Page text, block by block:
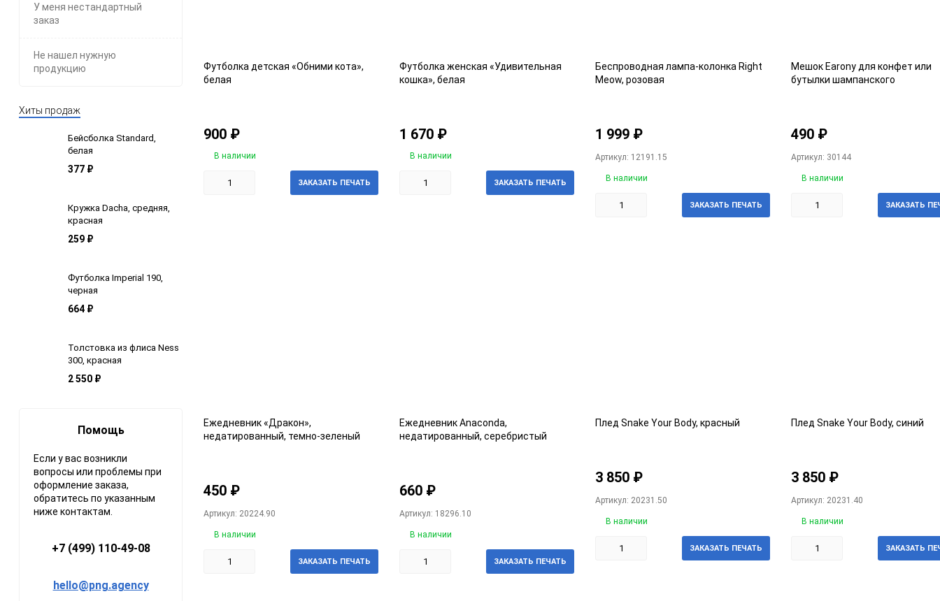
У меня нестандартный
заказ
Не нашел нужную
продукцию
Хиты продаж
Бейсболка Standard,
белая
377 ₽
Кружка Dacha, средняя,
красная
259 ₽
Футболка Imperial 190,
черная
664 ₽
Толстовка из флиса Ness
300, красная
2 550 ₽
Помощь
Если у вас возникли
вопросы или проблемы при
оформление заказа,
обратитесь по указанным
ниже контактам.
+7 (499) 110-49-08
hello@png.agency
Футболка детская «Обними кота»,
белая
900 ₽
В наличии
ЗАКАЗАТЬ ПЕЧАТЬ
Футболка женская «Удивительная
кошка», белая
1 670 ₽
В наличии
ЗАКАЗАТЬ ПЕЧАТЬ
Беспроводная лампа-колонка Right
Meow, розовая
1 999 ₽
Артикул: 12191.15
В наличии
ЗАКАЗАТЬ ПЕЧАТЬ
Мешок Earony для конфет или
бутылки шампанского
490 ₽
Артикул: 30144
В наличии
ЗАКАЗАТЬ
Ежедневник «Дракон»,
недатированный, темно-зеленый
450 ₽
Артикул: 20224.90
В наличии
ЗАКАЗАТЬ ПЕЧАТЬ
Ежедневник Anaconda,
недатированный, серебристый
660 ₽
Артикул: 18296.10
В наличии
ЗАКАЗАТЬ ПЕЧАТЬ
Плед Snake Your Body, красный
3 850 ₽
Артикул: 20231.50
В наличии
ЗАКАЗАТЬ ПЕЧАТЬ
Плед Snake Your Body, синий
3 850 ₽
Артикул: 20231.40
В наличии
ЗАКАЗАТЬ